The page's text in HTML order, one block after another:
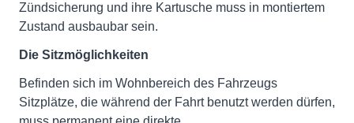
Zündsicherung und ihre Kartusche muss in montiertem
Zustand ausbaubar sein.
Die Sitzmöglichkeiten
Befinden sich im Wohnbereich des Fahrzeugs
Sitzplätze, die während der Fahrt benutzt werden dürfen,